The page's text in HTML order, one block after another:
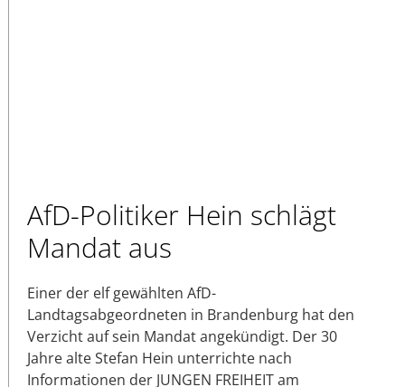
AfD-Politiker Hein schlägt
Mandat aus
Einer der elf gewählten AfD-
Landtagsabgeordneten in Brandenburg hat den
Verzicht auf sein Mandat angekündigt. Der 30
Jahre alte Stefan Hein unterrichte nach
Informationen der JUNGEN FREIHEIT am